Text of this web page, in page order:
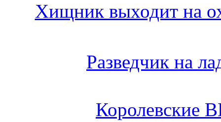
Хищник выходит на
Разведчик на
Королевские